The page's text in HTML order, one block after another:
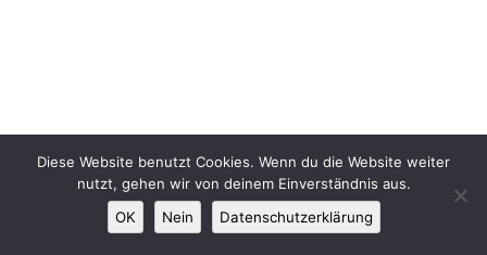
Diese Website benutzt Cookies. Wenn du die Website weiter
nutzt, gehen wir von deinem Einverständnis aus.
OK
Nein Datenschutzerklärung